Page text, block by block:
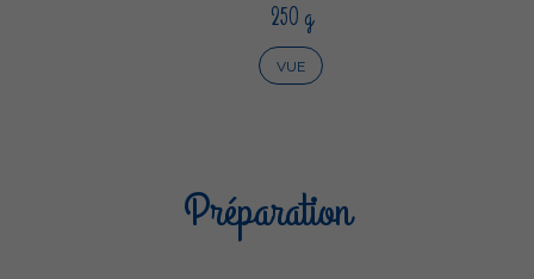
250 g
VUE
Préparation